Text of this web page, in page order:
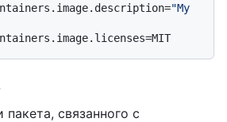
"My
связанного с